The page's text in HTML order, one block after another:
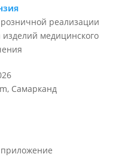
реализации
изделий медицинского
Самарканд